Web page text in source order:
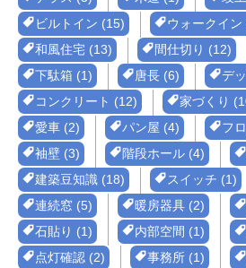
ビルトイン (15)
ウォークイン
和風住宅 (13)
間仕切り (12)
下駄箱 (1)
唐長 (6)
デ
コンクリート (12)
家づくり
愛車 (2)
パン屋 (4)
フ
袖壁 (3)
階段ホール (4)
建築豆知識 (18)
スイッチ (1)
連続窓 (5)
暖房器具 (2)
石貼り (1)
内部空間 (1)
点灯確認 (2)
事務所 (1)